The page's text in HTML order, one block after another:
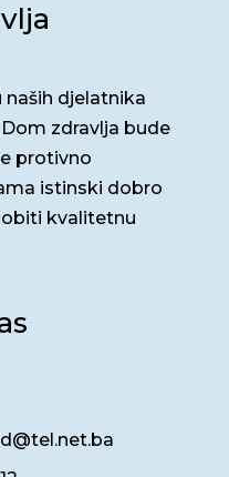
naših djelatnika
zdravlja bude
protivno
istinski dobro
kvalitetnu